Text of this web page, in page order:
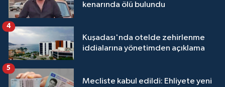
kenarında ölü bulundu
Kuşadası'nda otelde zehirlenme
iddialarına yönetimden açıklama
4
Mecliste kabul edildi: Ehliyete yeni
5